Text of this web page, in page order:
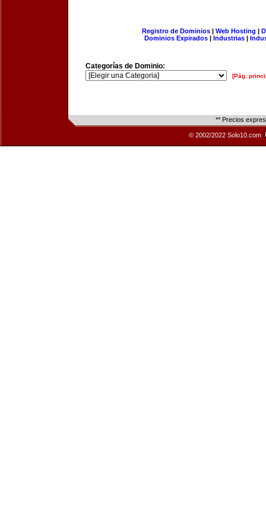
Registro de Dominios| Web Hosting |
Dominios Expirados | Industrias |
Categorías de Dominio:
[Pág.
** Precios
© 2002/2022 Solo10.com